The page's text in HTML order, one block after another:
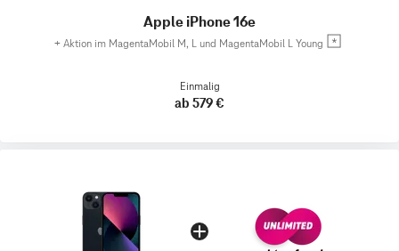
Apple iPhone 16e
+ Aktion im MagentaMobil M, L und MagentaMobil L Young
Einmalig
ab 579 €